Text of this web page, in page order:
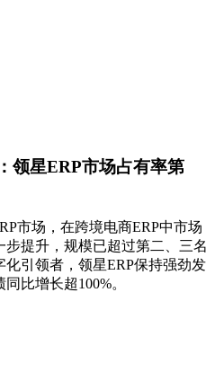
领星ERP市场占有率第
市场，在跨境电商ERP中市场
提升，规模已超过第二、三名
引领者，领星ERP保持强劲发
比增长超100%。